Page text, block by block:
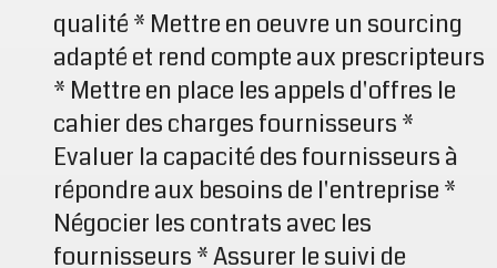
qualité * Mettre en oeuvre un sourcing
adapté et rend compte aux prescripteurs
* Mettre en place les appels d'offres le
cahier des charges fournisseurs *
Evaluer la capacité des fournisseurs à
répondre aux besoins de l'entreprise *
Négocier les contrats avec les
fournisseurs * Assurer le suivi de